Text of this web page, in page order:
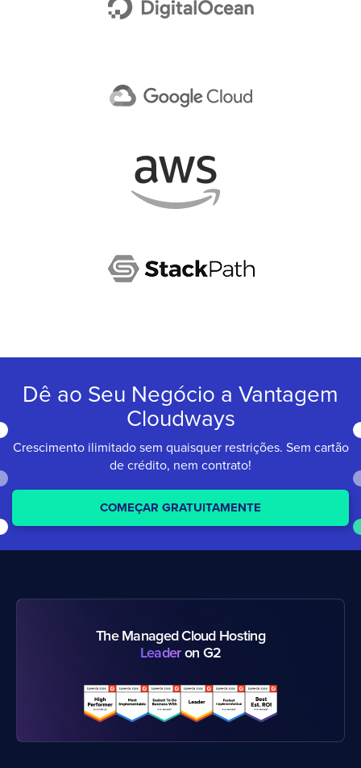
Dê ao Seu Negócio a Vantagem
Cloudways
Crescimento ilimitado sem quaisquer restrições. Sem cartão
de crédito, nem contrato!
COMEÇAR GRATUITAMENTE
The Managed Cloud Hosting
Leaderon G2